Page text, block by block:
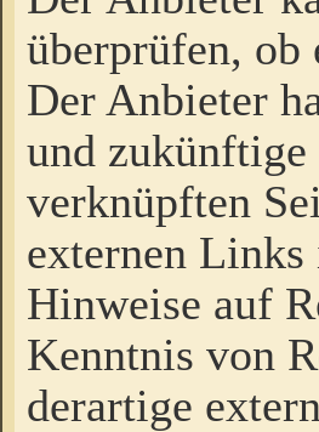
überprüfen, ob
Der Anbieter
und
verknüpften
externen
Hinweise auf
Kenntnis von
derartige